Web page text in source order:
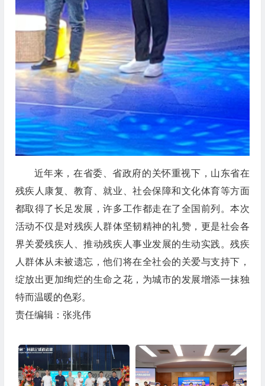
近年来，在省委、省政府的关怀重视下，山东省在
残疾人康复、教育、就业、社会保障和文化体育等方面
都取得了长足发展，许多工作都走在了全国前列。本次
活动不仅是对残疾人群体坚韧精神的礼赞，更是社会各
界关爱残疾人、推动残疾人事业发展的生动实践。残疾
人群体从未被遗忘，他们将在全社会的关爱与支持下，
绽放出更加绚烂的生命之花，为城市的发展增添一抹独
特而温暖的色彩。
责任编辑：张兆伟